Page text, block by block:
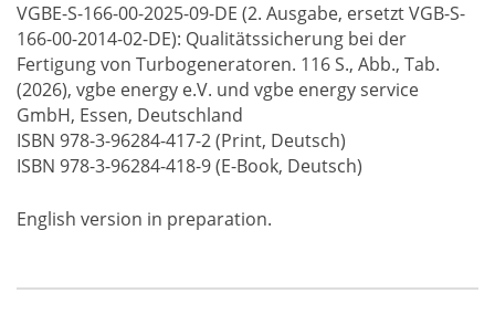
VGBE-S-166-00-2025-09-DE (2. Ausgabe, ersetzt VGB-S-
166-00-2014-02-DE): Qualitätssicherung bei der
Fertigung von Turbogeneratoren. 116 S., Abb., Tab.
(2026), vgbe energy e.V. und vgbe energy service
GmbH, Essen, Deutschland
ISBN 978-3-96284-417-2 (Print, Deutsch)
ISBN 978-3-96284-418-9 (E-Book, Deutsch)
English version in preparation.